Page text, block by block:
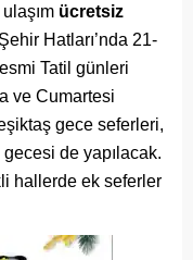
ücretsiz
Hatları’nda 21-
Tatil günleri
ve Cumartesi
gece seferleri,
de yapılacak.
hallerde ek seferler